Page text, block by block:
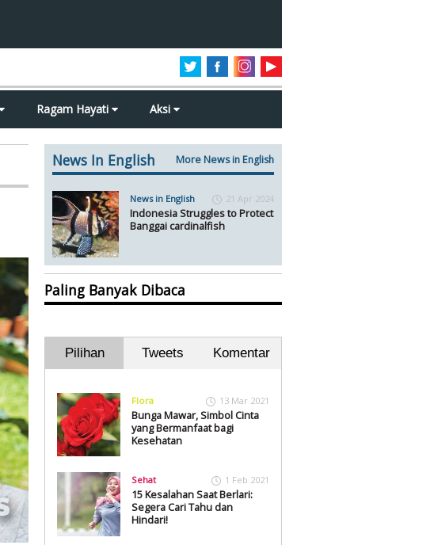
Ragam Hayati Aksi
News In English More News in English
News in English 21 Apr 2024
Indonesia Struggles to Protect
Banggai cardinalfish
Paling Banyak Dibaca
Pilihan Tweets Komentar
Flora 13 Mar 2021
Bunga Mawar, Simbol Cinta
yang Bermanfaat bagi
Kesehatan
Sehat 1 Feb 2021
15 Kesalahan Saat Berlari:
Segera Cari Tahu dan
Hindari!